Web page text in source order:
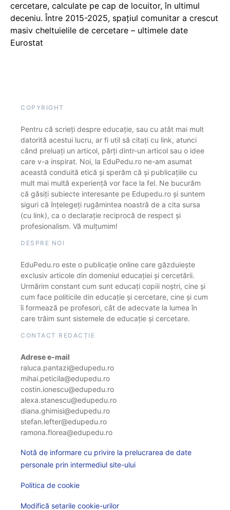
cercetare, calculate pe cap de locuitor, în ultimul
deceniu. Între 2015-2025, spațiul comunitar a crescut
masiv cheltuielile de cercetare – ultimele date
Eurostat
COPYRIGHT
Pentru că scrieți despre educație, sau cu atât mai mult
datorită acestui lucru, ar fi util să citați cu link, atunci
când preluați un articol, părți dintr-un articol sau o idee
care v-a inspirat. Noi, la EduPedu.ro ne-am asumat
această conduită etică și sperăm că și publicațiile cu
mult mai multă experiență vor face la fel. Ne bucurăm
că găsiți subiecte interesante pe Edupedu.ro și suntem
siguri că înțelegeți rugămintea noastră de a cita sursa
(cu link), ca o declarație reciprocă de respect și
profesionalism. Vă mulțumim!
DESPRE NOI
EduPedu.ro este o publicație online care găzduiește
exclusiv articole din domeniul educației și cercetării.
Urmărim constant cum sunt educați copiii noștri, cine și
cum face politicile din educație și cercetare, cine și cum
îi formează pe profesori, cât de adecvate la lumea în
care trăim sunt sistemele de educație și cercetare.
CONTACT REDACȚIE
Adrese e-mail
raluca.pantazi@edupedu.ro
mihai.peticila@edupedu.ro
costin.ionescu@edupedu.ro
alexa.stanescu@edupedu.ro
diana.ghimisi@edupedu.ro
stefan.lefter@edupedu.ro
ramona.florea@edupedu.ro
Notă de informare cu privire la prelucrarea de date
personale prin intermediul site-ului
Politica de cookie
Modifică setarile cookie-urilor